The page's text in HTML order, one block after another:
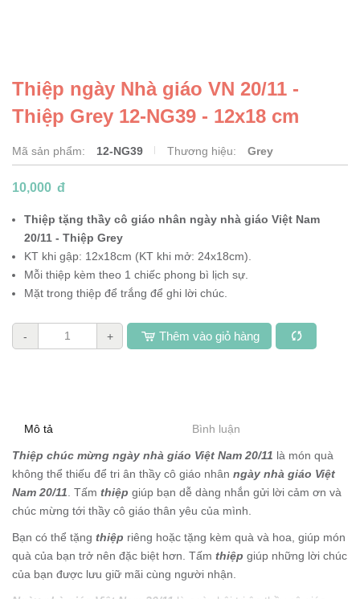
Thiệp ngày Nhà giáo VN 20/11 -
Thiệp Grey 12-NG39 - 12x18 cm
Mã sản phẩm: 12-NG39 Thương hiệu: Grey
10,000 đ
Thiệp tặng thầy cô giáo nhân ngày nhà giáo Việt Nam
20/11 - Thiệp Grey
KT khi gập: 12x18cm (KT khi mở: 24x18cm).
Mỗi thiệp kèm theo 1 chiếc phong bì lịch sự.
Mặt trong thiệp để trắng để ghi lời chúc.
- + Thêm vào giỏ hàng
Mô tả Bình luận
Thiệp chúc mừng ngày nhà giáo Việt Nam 20/11 là món quà
không thể thiếu để tri ân thầy cô giáo nhân ngày nhà giáo Việt
Nam 20/11 . Tấm thiệp giúp bạn dễ dàng nhắn gửi lời cảm ơn và
chúc mừng tới thầy cô giáo thân yêu của mình.
Bạn có thể tặng thiệp riêng hoặc tặng kèm quà và hoa, giúp món
quà của bạn trở nên đặc biệt hơn. Tấm thiệp giúp những lời chúc
của bạn được lưu giữ mãi cùng người nhận.